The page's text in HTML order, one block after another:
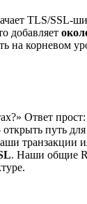
TLS/SSL-
добавляет
на корневом
Ответ
путь
транзакции
. Наши общие